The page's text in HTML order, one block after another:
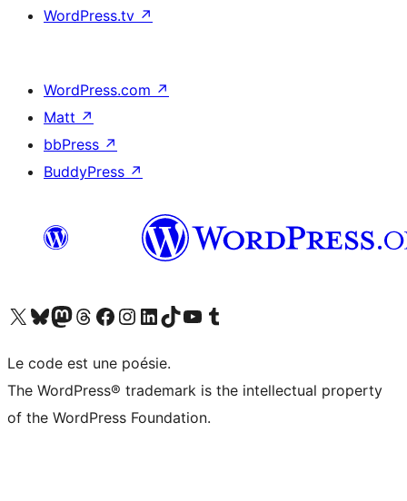
WordPress.tv ↗
WordPress.com ↗
Matt ↗
bbPress ↗
BuddyPress ↗
Visitez notre compte X (précédemment Twitter)
Visiter notre compte Bluesky
Visiter notre compte Mastodon
Visiter notre compte Threads
Consulter notre compte Facebook
Consulter notre compte Instagram
Consulter notre compte LinkedIn
Visiter notre compte TokTok
Visiter notre chaîne YouTube
Visiter notre compte Tumblr
Le code est une poésie.
The WordPress® trademark is the intellectual property
of the WordPress Foundation.